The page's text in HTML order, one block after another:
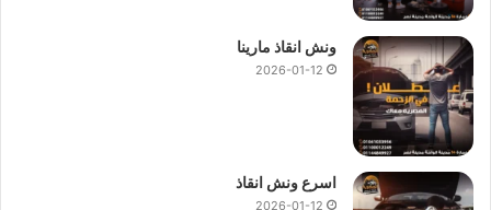
ونش انقاذ مارينا
2026-01-12
اسرع ونش انقاذ
2026-01-12